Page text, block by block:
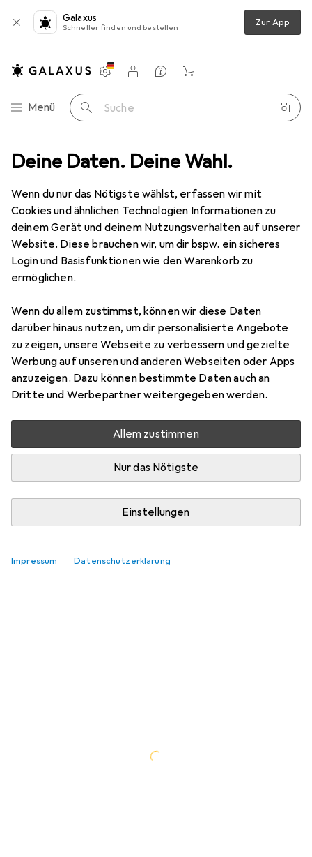
Deine Daten. Deine Wahl.
Wenn du nur das Nötigste wählst, erfassen wir mit
Cookies und ähnlichen Technologien Informationen zu
deinem Gerät und deinem Nutzungsverhalten auf unserer
Website. Diese brauchen wir, um dir bspw. ein sicheres
Login und Basisfunktionen wie den Warenkorb zu
ermöglichen.
Wenn du allem zustimmst, können wir diese Daten
darüber hinaus nutzen, um dir personalisierte Angebote
zu zeigen, unsere Webseite zu verbessern und gezielte
Werbung auf unseren und anderen Webseiten oder Apps
anzuzeigen. Dazu können bestimmte Daten auch an
Dritte und Werbepartner weitergegeben werden.
Allem zustimmen
Nur das Nötigste
Einstellungen
Impressum Datenschutzerklärung
Galaxus
Schneller finden und bestellen Zur App
Navigation nach Kategorien
Menü Suche
Einstellungen
Kundenkonto
Vergleichslisten
Merklisten
Warenkorb
Quercetti
Kategorien anzeigen
Diese Marke gefällt mir